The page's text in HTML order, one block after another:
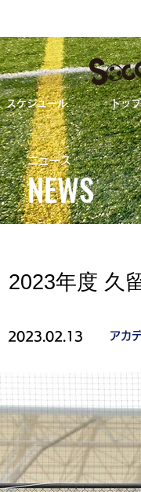
スケジュール トッ
ALL
2023年度 久
2023.02.13 アカ
NEWS
ニュース